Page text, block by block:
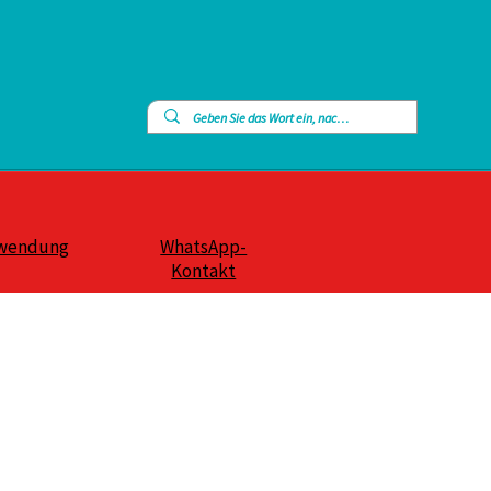
WhatsApp-
Kontakt